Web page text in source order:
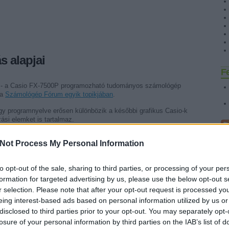
Process My Personal Information
opt-out of the sale, sharing to third parties, or processing of your
for targeted advertising by us, please use the below opt-out
selection. Please note that after your opt-out request is processed
interest-based ads based on personal information utilized by us
to third parties prior to your opt-out. You may separately
of your personal information by third parties on the IAB’s list of
alapjai
a Casio FX-7500P programozható tudományos számológép
Számológép Fórum egyik topikjában.
programnyelve erősen különbözik a későbbi grafikus Casio-k
elemket is tartalmaz.
Tetszik 0
program Casio FX-7400G-re